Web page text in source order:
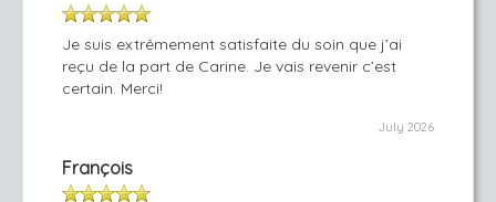
Je suis extrêmement satisfaite du soin que j’ai
reçu de la part de Carine. Je vais revenir c’est
certain. Merci!
July 2026
François